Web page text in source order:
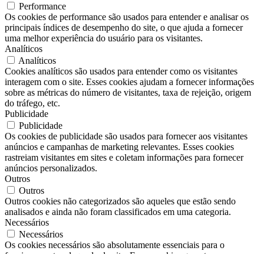
Performance
Os cookies de performance são usados ​​para entender e analisar os
principais índices de desempenho do site, o que ajuda a fornecer
uma melhor experiência do usuário para os visitantes.
Analíticos
Analíticos
Cookies analíticos são usados ​​para entender como os visitantes
interagem com o site. Esses cookies ajudam a fornecer informações
sobre as métricas do número de visitantes, taxa de rejeição, origem
do tráfego, etc.
Publicidade
Publicidade
Os cookies de publicidade são usados ​​para fornecer aos visitantes
anúncios e campanhas de marketing relevantes. Esses cookies
rastreiam visitantes em sites e coletam informações para fornecer
anúncios personalizados.
Outros
Outros
Outros cookies não categorizados são aqueles que estão sendo
analisados ​​e ainda não foram classificados em uma categoria.
Necessários
Necessários
Os cookies necessários são absolutamente essenciais para o